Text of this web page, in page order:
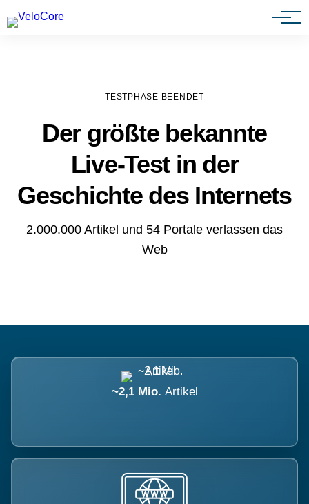
Agenturen & Webdesigner
TESTPHASE BEENDET
Der größte bekannte
Live-Test in der
Geschichte des Internets
2.000.000 Artikel und 54 Portale verlassen das
Web
~2,1 Mio. Artikel